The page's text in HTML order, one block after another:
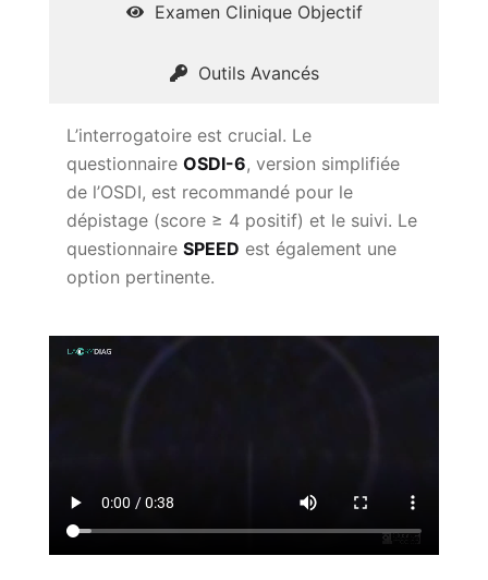
Examen Clinique Objectif
Outils Avancés
L’interrogatoire est crucial. Le
questionnaire OSDI-6, version simplifiée
de l’OSDI, est recommandé pour le
dépistage (score ≥ 4 positif) et le suivi. Le
questionnaire SPEED est également une
option pertinente.